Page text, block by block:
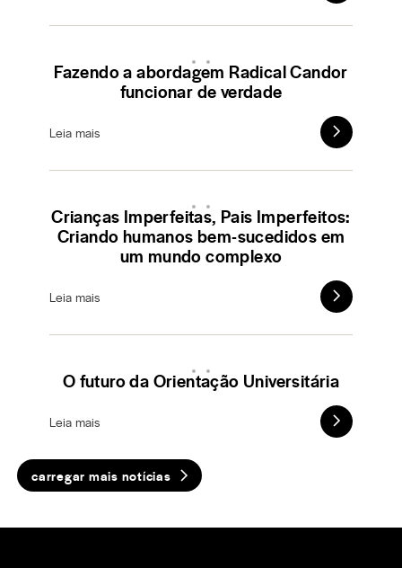
carregar mais notícias
Fazendo a abordagem Radical Candor
funcionar de verdade
Leia mais
Crianças Imperfeitas, Pais Imperfeitos:
Criando humanos bem-sucedidos em
um mundo complexo
Leia mais
O futuro da Orientação Universitária
Leia mais